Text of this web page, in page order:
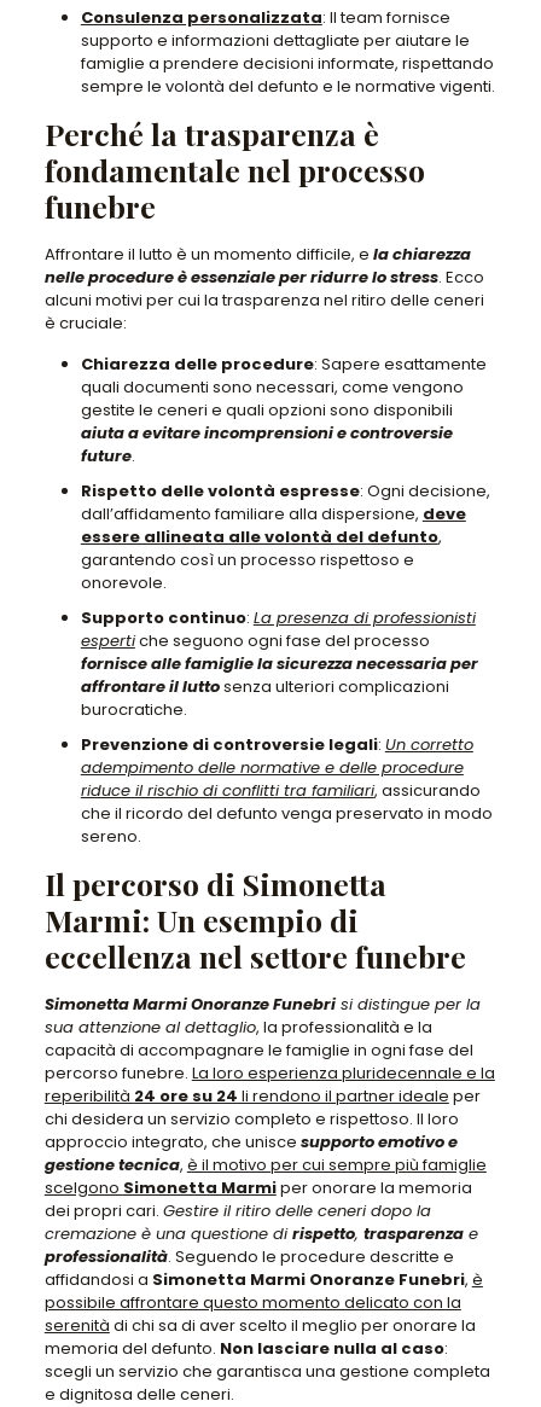
Consulenza personalizzata: Il team fornisce
supporto e informazioni dettagliate per aiutare le
famiglie a prendere decisioni informate, rispettando
sempre le volontà del defunto e le normative vigenti.
Perché la trasparenza è
fondamentale nel processo
funebre
Affrontare il lutto è un momento difficile, e la chiarezza
nelle procedure è essenziale per ridurre lo stress. Ecco
alcuni motivi per cui la trasparenza nel ritiro delle ceneri
è cruciale:
Chiarezza delle procedure: Sapere esattamente
quali documenti sono necessari, come vengono
gestite le ceneri e quali opzioni sono disponibili
aiuta a evitare incomprensioni e controversie
future.
Rispetto delle volontà espresse: Ogni decisione,
dall’affidamento familiare alla dispersione, deve
essere allineata alle volontà del defunto,
garantendo così un processo rispettoso e
onorevole.
Supporto continuo: La presenza di professionisti
espertiche seguono ogni fase del processo
fornisce alle famiglie la sicurezza necessaria per
affrontare il luttosenza ulteriori complicazioni
burocratiche.
Prevenzione di controversie legali: Un corretto
adempimento delle normative e delle procedure
riduce il rischio di conflitti tra familiari, assicurando
che il ricordo del defunto venga preservato in modo
sereno.
Il percorso di Simonetta
Marmi: Un esempio di
eccellenza nel settore funebre
Simonetta Marmi Onoranze Funebrisi distingue per la
sua attenzione al dettaglio, la professionalità e la
capacità di accompagnare le famiglie in ogni fase del
percorso funebre. La loro esperienza pluridecennale e la
reperibilità 24 ore su 24 li rendono il partner ideale per
chi desidera un servizio completo e rispettoso. Il loro
approccio integrato, che unisce supporto emotivo e
gestione tecnica, è il motivo per cui sempre più famiglie
scelgono Simonetta Marmiper onorare la memoria
dei propri cari. Gestire il ritiro delle ceneri dopo la
cremazione è una questione dirispetto, trasparenzae
professionalità. Seguendo le procedure descritte e
affidandosi a Simonetta Marmi Onoranze Funebri, è
possibile affrontare questo momento delicato con la
serenità di chi sa di aver scelto il meglio per onorare la
memoria del defunto. Non lasciare nulla al caso:
scegli un servizio che garantisca una gestione completa
e dignitosa delle ceneri.